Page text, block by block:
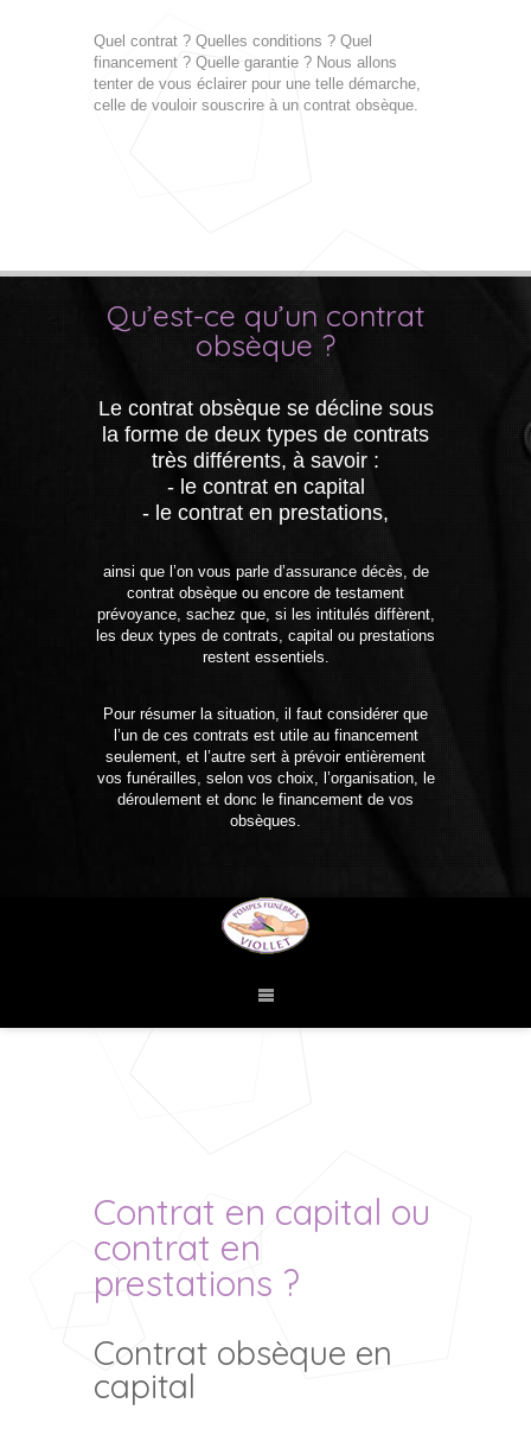
Quel contrat ? Quelles conditions ? Quel
financement ? Quelle garantie ? Nous allons
tenter de vous éclairer pour une telle démarche,
celle de vouloir souscrire à un contrat obsèque.
Qu’est-ce qu’un contrat
obsèque ?
Le contrat obsèque se décline sous
la forme de deux types de contrats
très différents, à savoir :
- le contrat en capital
- le contrat en prestations,
ainsi que l’on vous parle d’assurance décès, de
contrat obsèque ou encore de testament
prévoyance, sachez que, si les intitulés diffèrent,
les deux types de contrats, capital ou prestations
restent essentiels.
Pour résumer la situation, il faut considérer que
l’un de ces contrats est utile au financement
seulement, et l’autre sert à prévoir entièrement
vos funérailles, selon vos choix, l’organisation, le
déroulement et donc le financement de vos
obsèques.
Contrat en capital ou
contrat en
prestations ?
Contrat obsèque en
capital